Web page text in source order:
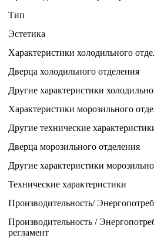
Тип
Эстетика
Характеристики холодильного
Дверца холодильного отделения
Другие характеристики
Характеристики морозильного
Другие технические
Дверца морозильного отделения
Другие характеристики
Технические характеристики
Производительность/
Производительность /
регламент